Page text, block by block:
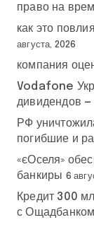
право на
как это
августа, 2026
компания
Vodafone
дивидендов
РФ
погибшие и
«єОселя»
банкиры 6
Кредит 300
с Ощадбанком